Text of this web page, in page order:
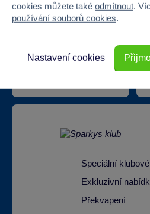
Doprava zdarma při
Speciální
Exkluzivní
Překvapení
cookies můžete také odmítnout.
používání souborů cookies.
Nastavení cookies